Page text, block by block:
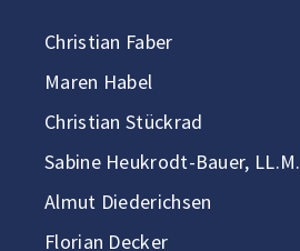
Christian Faber
Maren Habel
Christian Stückrad
Sabine Heukrodt-Bauer, LL.M.
Almut Diederichsen
Florian Decker